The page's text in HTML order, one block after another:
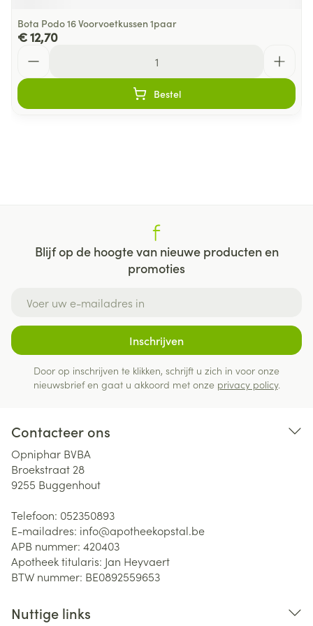
Bota Podo 16 Voorvoetkussen 1paar
€ 12,70
Bestel
Blijf op de hoogte van nieuwe producten en
promoties
Inschrijven
Door op inschrijven te klikken, schrijft u zich in voor onze
nieuwsbrief en gaat u akkoord met onze privacy policy.
Contacteer ons
Opniphar BVBA
Broekstraat 28
9255 Buggenhout
Telefoon: 052350893
E-mailadres: info@apotheekopstal.be
APB nummer: 420403
Apotheek titularis: Jan Heyvaert
BTW nummer: BE0892559653
Nuttige links